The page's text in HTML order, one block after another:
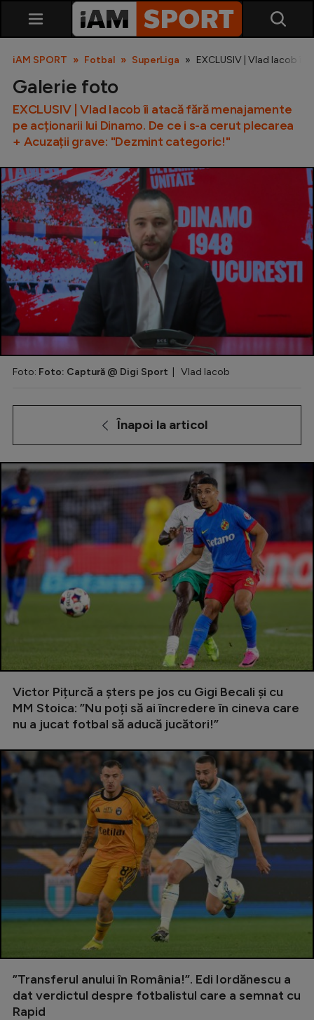
SuperLiga
Liga 2
Cupa României
Echipa Națională
U21
Fotbal feminin
Special
Diverse
Clasamente
Champions League
Europa League
Conference League
CM 2026
Premier League
Bundesliga
Ligue 1
Campionate
Starurile fotbalului
EURO 2024
Stranieri
Clasamente
Tenis
Handbal
Natație
Formula 1
iAM SPORT Fotbal SuperLiga EXCLUSIV | Vlad Iacob îi
Galerie foto
EXCLUSIV | Vlad Iacob îi atacă fără menajamente
pe acționarii lui Dinamo. De ce i s-a cerut plecarea
+ Acuzații grave: "Dezmint categoric!"
Foto: Foto: Captură @ Digi Sport | Vlad Iacob
Înapoi la articol
Victor Pițurcă a șters pe jos cu Gigi Becali și cu
MM Stoica: ”Nu poți să ai încredere în cineva care
nu a jucat fotbal să aducă jucători!”
”Transferul anului în România!”. Edi Iordănescu a
dat verdictul despre fotbalistul care a semnat cu
Rapid